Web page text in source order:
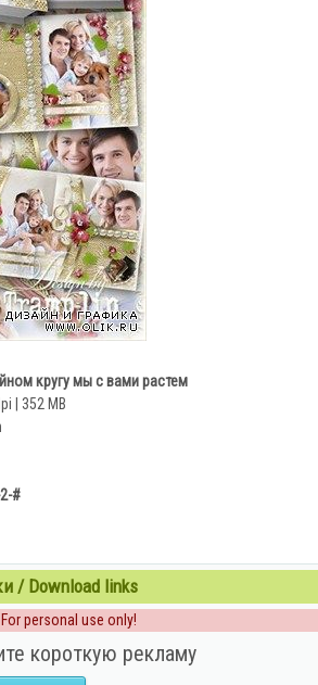
кругу мы с вами растем
| 352 MB
#
/ Download links
personal use only!
короткую рекламу